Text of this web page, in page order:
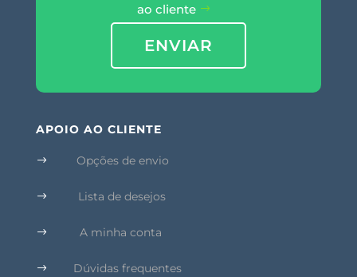
ao cliente
ENVIAR
APOIO AO CLIENTE
$ Opções de envio
$ Lista de desejos
$ A minha conta
$ Dúvidas frequentes